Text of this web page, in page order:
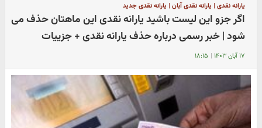
یارانه نقدی | یارانه نقدی آبان | یارانه نقدی جدید
اگر جزو این لیست باشید یارانه نقدی این ماهتان حذف می
شود | خبر رسمی درباره حذف یارانه نقدی + جزییات
۱۷ آبان ۱۴۰۳ | ۱۸:۱۵